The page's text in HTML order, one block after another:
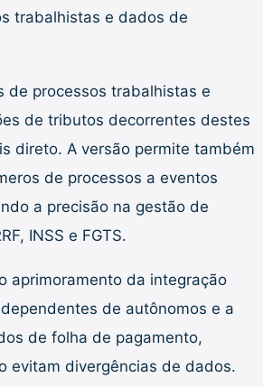
trabalhistas e dados de
de processos trabalhistas e
de tributos decorrentes destes
direto. A versão permite também
de processos a eventos
a precisão na gestão de
INSS e FGTS.
aprimoramento da integração
de autônomos e a
de folha de pagamento,
evitam divergências de dados.